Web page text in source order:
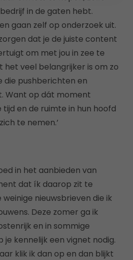
in de gaten hebt.
gaan zelf op onderzoek uit.
dat je de juiste content
om met jou in zee te
het veel belangrijker is om zo
die pushberichten en
Want op dát moment
tijd en de ruimte in hun hoofd
te nemen.’
in het aanbieden van
dat ík daarop zit te
nieuwsbrieven die ik
Deze zomer ga ik
en in sommige
je kennelijk een vignet nodig.
klik ik dan op en dan blijkt